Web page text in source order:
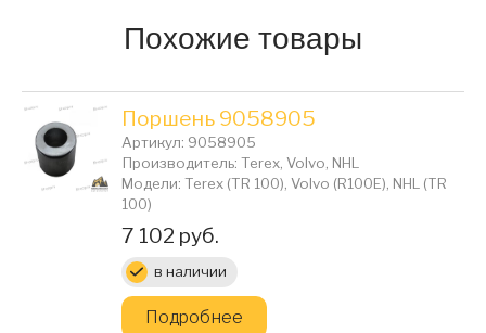
Похожие товары
Поршень 9058905
Артикул: 9058905
Производитель: Terex, Volvo, NHL
Модели: Terex (TR 100), Volvo (R100E), NHL (TR
100)
Цена:
7 102 руб.
в наличии
Подробнее